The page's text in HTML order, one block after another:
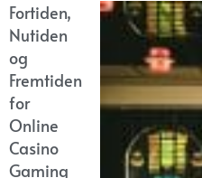
Fortiden,
Nutiden
og
Fremtiden
for
Online
Casino
Gaming